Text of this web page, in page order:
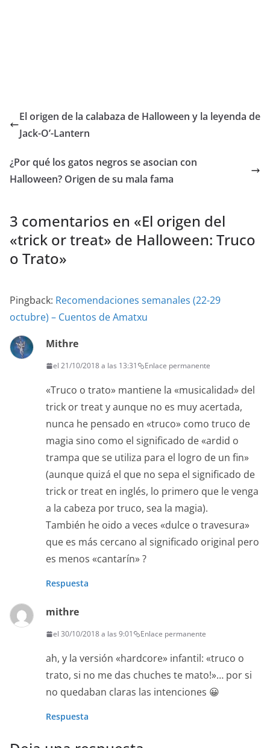
El origen de la calabaza de Halloween y la leyenda de
Jack-O’-Lantern
¿Por qué los gatos negros se asocian con
Halloween? Origen de su mala fama
3 comentarios en «El origen del
«trick or treat» de Halloween: Truco
o Trato»
Pingback: Recomendaciones semanales (22-29
octubre) – Cuentos de Amatxu
Mithre
el 21/10/2018 a las 13:31 Enlace permanente
«Truco o trato» mantiene la «musicalidad» del
trick or treat y aunque no es muy acertada,
nunca he pensado en «truco» como truco de
magia sino como el significado de «ardid o
trampa que se utiliza para el logro de un fin»
(aunque quizá el que no sepa el significado de
trick or treat en inglés, lo primero que le venga
a la cabeza por truco, sea la magia).
También he oido a veces «dulce o travesura»
que es más cercano al significado original pero
es menos «cantarín» ?
Respuesta
mithre
el 30/10/2018 a las 9:01 Enlace permanente
ah, y la versión «hardcore» infantil: «truco o
trato, si no me das chuches te mato!»… por si
no quedaban claras las intenciones 😀
Respuesta